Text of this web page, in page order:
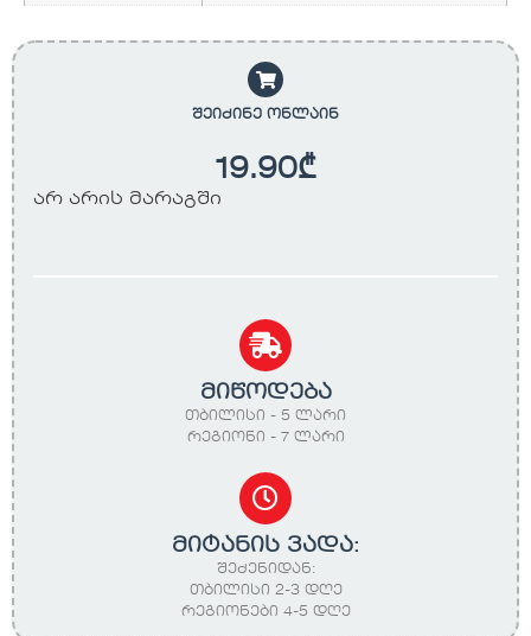
შეიძინე ონლაინ
19.90₾
არ არის მარაგში
მიწოდება
თბილისი - 5 ლარი
რეგიონი - 7 ლარი
მიტანის ვადა:
შეძენიდან:
თბილისი 2-3 დღე
რეგიონები 4-5 დღე